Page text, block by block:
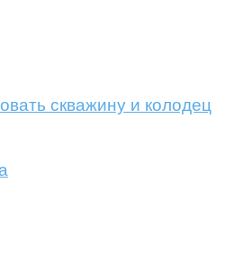
скважину и колодец